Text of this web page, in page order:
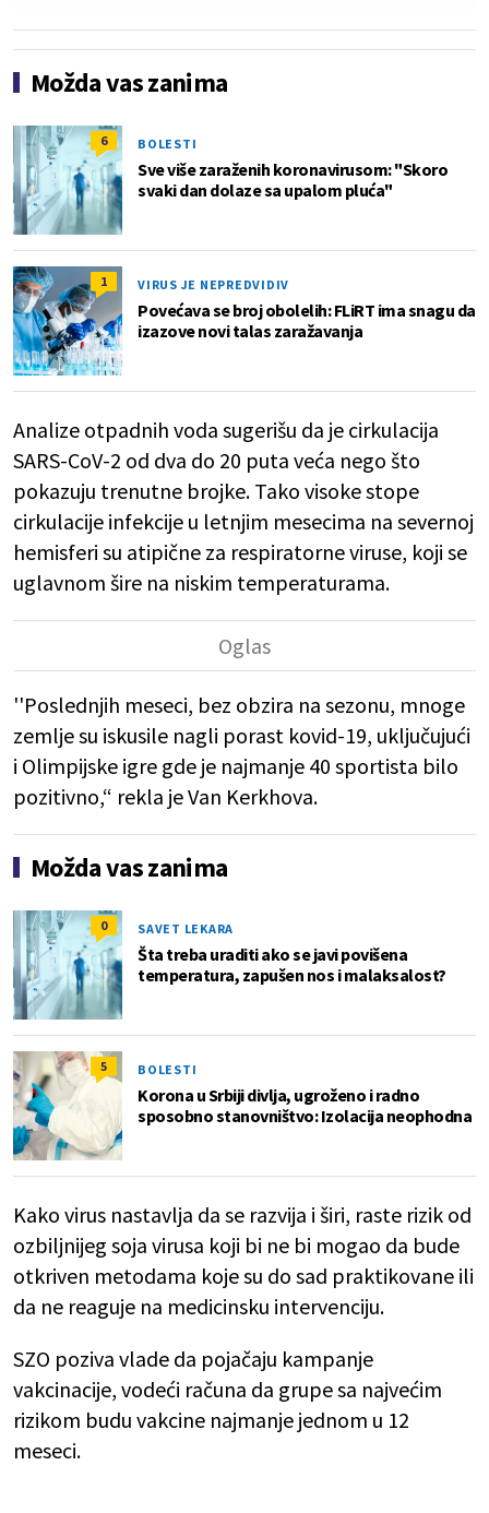
Možda vas zanima
6 BOLESTI
Sve više zaraženih koronavirusom: "Skoro
svaki dan dolaze sa upalom pluća"
1 VIRUS JE NEPREDVIDIV
Povećava se broj obolelih: FLiRT ima snagu da
izazove novi talas zaražavanja
Analize otpadnih voda sugerišu da je cirkulacija
SARS-CoV-2 od dva do 20 puta veća nego što
pokazuju trenutne brojke. Tako visoke stope
cirkulacije infekcije u letnjim mesecima na severnoj
hemisferi su atipične za respiratorne viruse, koji se
uglavnom šire na niskim temperaturama.
''Poslednjih meseci, bez obzira na sezonu, mnoge
zemlje su iskusile nagli porast kovid-19, uključujući
i Olimpijske igre gde je najmanje 40 sportista bilo
pozitivno,“ rekla je Van Kerkhova.
Možda vas zanima
0 SAVET LEKARA
Šta treba uraditi ako se javi povišena
temperatura, zapušen nos i malaksalost?
5 BOLESTI
Korona u Srbiji divlja, ugroženo i radno
sposobno stanovništvo: Izolacija neophodna
Kako virus nastavlja da se razvija i širi, raste rizik od
ozbiljnijeg soja virusa koji bi ne bi mogao da bude
otkriven metodama koje su do sad praktikovane ili
da ne reaguje na medicinsku intervenciju.
SZO poziva vlade da pojačaju kampanje
vakcinacije, vodeći računa da grupe sa najvećim
rizikom budu vakcine najmanje jednom u 12
meseci.